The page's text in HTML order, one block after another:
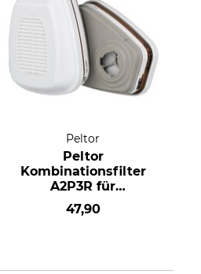
Peltor
Peltor
Kombinationsfilter
A2P3R für
Atemschutzmasken
6000
47,90